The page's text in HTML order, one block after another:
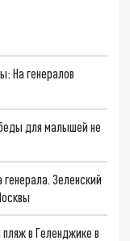
На генералов
для малышей не
Зеленский
в Геленджике в